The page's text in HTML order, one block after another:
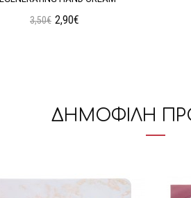
3,50€ 2,90€
ΔΗΜΟΦΙΛΗ